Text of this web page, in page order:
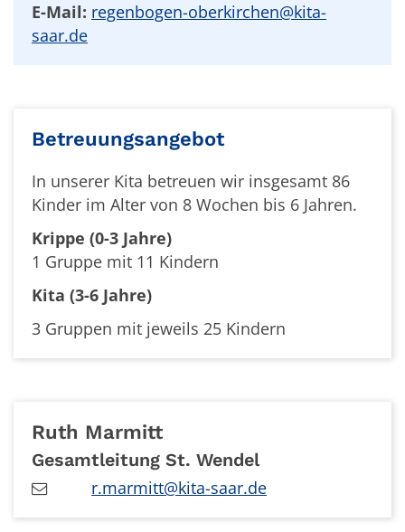
E-Mail: regenbogen-oberkirchen@kita-
saar.de
Betreuungsangebot
In unserer Kita betreuen wir insgesamt 86
Kinder im Alter von 8 Wochen bis 6 Jahren.
Krippe (0-3 Jahre)
1 Gruppe mit 11 Kindern
Kita (3-6 Jahre)
3 Gruppen mit jeweils 25 Kindern
Ruth Marmitt
Gesamtleitung St. Wendel
r.marmitt@kita-saar.de